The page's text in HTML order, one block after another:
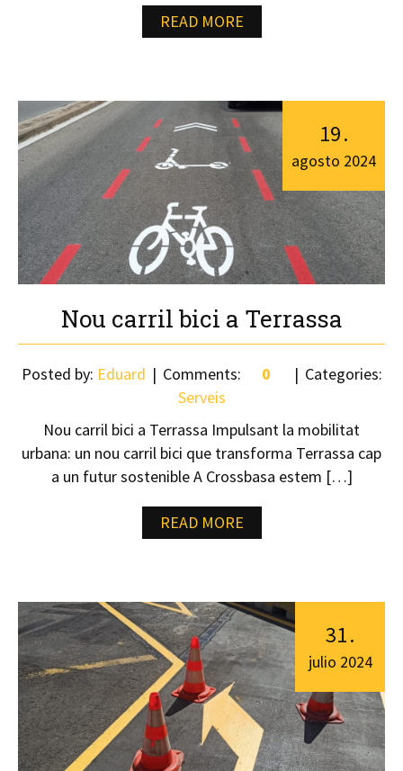
READ MORE
Nou carril bici a Terrassa
19.
agosto 2024
Posted by: Eduard Comments: 0
Categories:
Serveis
Nou carril bici a Terrassa Impulsant la mobilitat
urbana: un nou carril bici que transforma Terrassa cap
a un futur sostenible A Crossbasa estem […]
READ MORE
31.
julio 2024